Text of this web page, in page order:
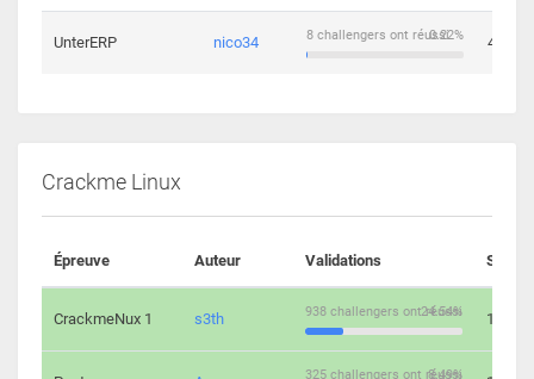
UnterERP nico34 0.22%
8 challengers ont réussi 4
Crackme Linux
Épreuve Auteur Validations
CrackmeNux 1 s3th 24.54%
938 challengers ont réussi 14
8.49%
325 challengers ont réussi